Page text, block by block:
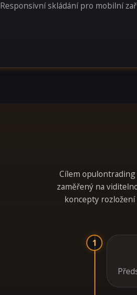
Responsivní skládání pro mobilní
Cílem
zaměřený na
koncepty
1